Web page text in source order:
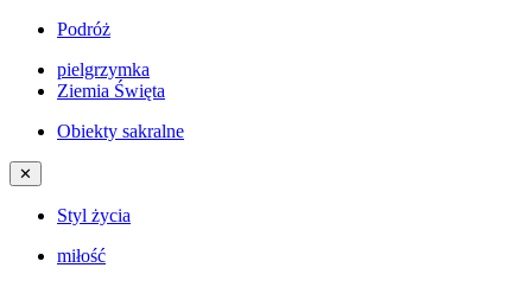
Podróż
pielgrzymka
Ziemia Święta
Obiekty sakralne
✕
Styl życia
miłość